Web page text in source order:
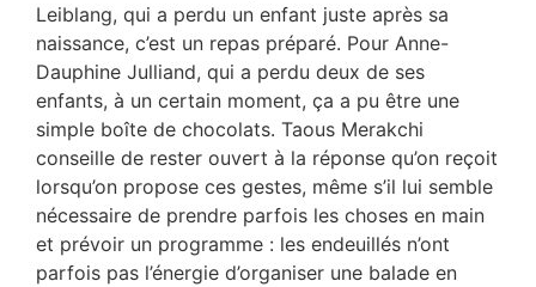
Leiblang, qui a perdu un enfant juste après sa
naissance, c’est un repas préparé. Pour Anne-
Dauphine Julliand, qui a perdu deux de ses
enfants, à un certain moment, ça a pu être une
simple boîte de chocolats. Taous Merakchi
conseille de rester ouvert à la réponse qu’on reçoit
lorsqu’on propose ces gestes, même s’il lui semble
nécessaire de prendre parfois les choses en main
et prévoir un programme : les endeuillés n’ont
parfois pas l’énergie d’organiser une balade en